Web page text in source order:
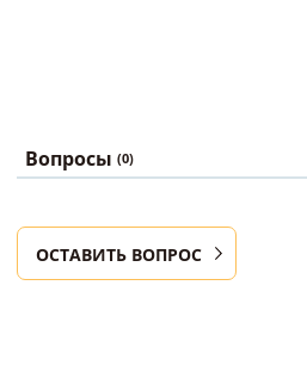
Вопросы (0)
ОСТАВИТЬ ВОПРОС